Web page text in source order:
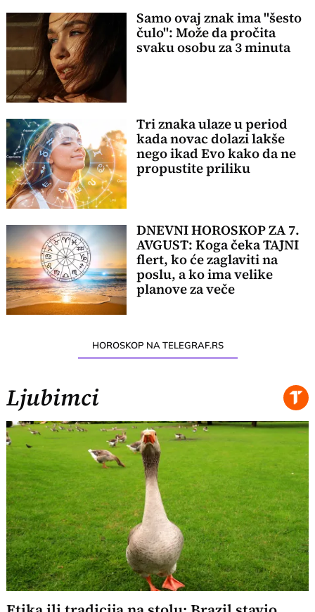
Samo ovaj znak ima "šesto
čulo": Može da pročita
svaku osobu za 3 minuta
Tri znaka ulaze u period
kada novac dolazi lakše
nego ikad Evo kako da ne
propustite priliku
DNEVNI HOROSKOP ZA 7.
AVGUST: Koga čeka TAJNI
flert, ko će zaglaviti na
poslu, a ko ima velike
planove za veče
HOROSKOP NA TELEGRAF.RS
Ljubimci